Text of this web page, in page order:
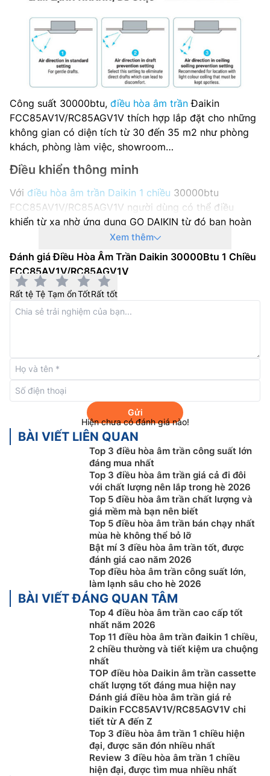
Xuất xứ: Malaysia
Thời gian bảo hành: 12 tháng
Công suất 30000btu, điều hòa âm trần Đaikin
FCC85AV1V/RC85AGV1V thích hợp lắp đặt cho những
không gian có diện tích từ 30 đến 35 m2 như phòng
khách, phòng làm việc, showroom…
Điều khiển thông minh
Với điều hòa âm trần Daikin 1 chiều 30000btu
FCC85AV1V/RC85AGV1V người dùng có thể điều
khiển từ xa nhờ ứng dụng GO DAIKIN từ đó bạn hoàn
toàn có thể kiểm soát như khởi động / dừng, chế độ
hoạt động và nhiệt độ cài đặt cũng như các tính năng
nâng cao như lập lịch hàng tuần. Nó cho phép bạn
giám sát hệ thống của mình để đảm bảo nó đang hoạt
động như mong muốn.
Bộ lọc Gin-Ion Blue
Điều hòa âm trần cassette DaikinFCC85AV1V được
trang bị bộ lọc Gin-Ion Blue với ion bạc tích điện
dương có tác dụng hút vi rút, vi khuẩn trên bề mặt và
phân hủy tới 99,9% trong 2 giờ. Hơn nữa, bộ lọc này
có thể khử hoạt tính của vi khuẩn và ức chế sự phát
triển của nấm trên bề mặt của nó để cải thiện chất
lượng không khí trong nhà để có một lối sống lành
mạnh hơn. Bộ lọc mang lại hiệu suất ổn định trong
khoảng một năm nếu bộ lọc được làm sạch 2 tuần
Xem thêm
Đánh giá Điều Hòa Âm Trần Daikin 30000Btu 1 Chiều
FCC85AV1V/RC85AGV1V
Rất tệ Tệ Tạm ổnTốtRất tốt
Gửi
Hiện chưa có đánh giá nào!
BÀI VIẾT LIÊN QUAN
Top 3 điều hòa âm trần công suất lớn
đáng mua nhất
Top 3 điều hòa âm trần giá cả đi đôi
với chất lượng nên lắp trong hè 2026
Top 5 điều hòa âm trần chất lượng và
giá mềm mà bạn nên biết
Top 5 điều hòa âm trần bán chạy nhất
mùa hè không thể bỏ lỡ
Bật mí 3 điều hòa âm trần tốt, được
đánh giá cao năm 2026
Top điều hòa âm trần công suất lớn,
làm lạnh sâu cho hè 2026
BÀI VIẾT ĐÁNG QUAN TÂM
Top 4 điều hòa âm trần cao cấp tốt
nhất năm 2026
Top 11 điều hòa âm trần đaikin 1 chiều,
2 chiều thường và tiết kiệm ưa chuộng
nhất
TOP điều hòa Daikin âm trần cassette
chất lượng tốt đáng mua hiện nay
Đánh giá điều hòa âm trần giá rẻ
Daikin FCC85AV1V/RC85AGV1V chi
tiết từ A đến Z
Top 3 điều hòa âm trần 1 chiều hiện
đại, được săn đón nhiều nhất
Review 3 điều hòa âm trần 1 chiều
hiện đại, được tìm mua nhiều nhất